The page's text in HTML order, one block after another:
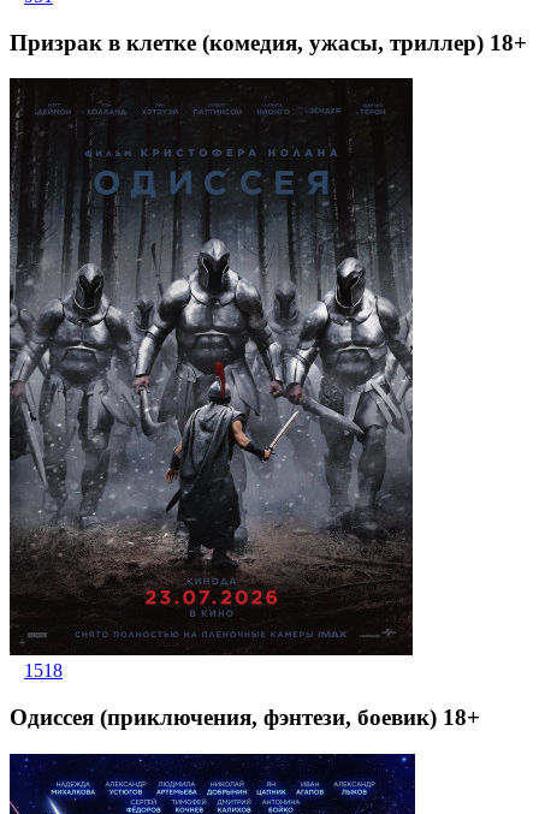
Призрак в клетке (комедия, ужасы, триллер) 18+
1518
Одиссея (приключения, фэнтези, боевик) 18+